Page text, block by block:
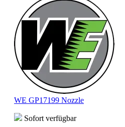
WE GP17199 Nozzle
Sofort verfügbar